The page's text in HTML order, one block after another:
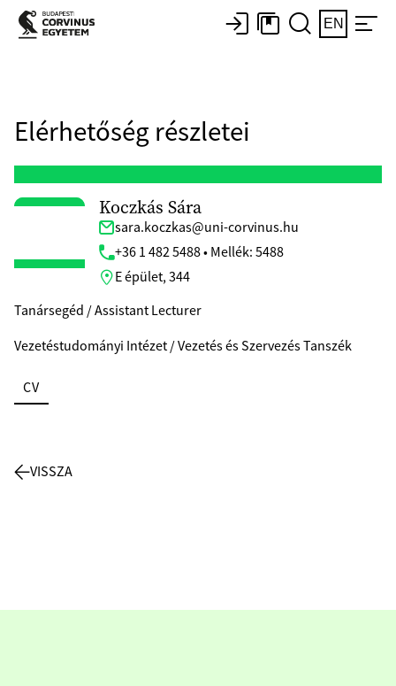
EN
Elérhetőség részletei
Koczkás Sára
sara.koczkas@uni-corvinus.hu
+36 1 482 5488 • Mellék: 5488
E épület, 344
Tanársegéd / Assistant Lecturer
Vezetéstudományi Intézet / Vezetés és Szervezés Tanszék
CV
VISSZA